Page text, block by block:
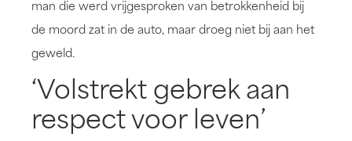
man die werd vrijgesproken van betrokkenheid bij
de moord zat in de auto, maar droeg niet bij aan het
geweld.
‘Volstrekt gebrek aan
respect voor leven’